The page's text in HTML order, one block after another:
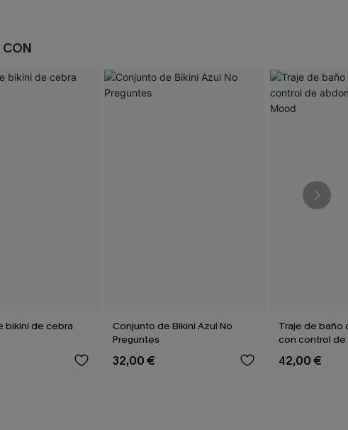
CON
bikini de cebra
Conjunto de Bikini Azul No
Preguntes
32,00 €
Traje de baño
con control
Poolside Mood
42,00 €